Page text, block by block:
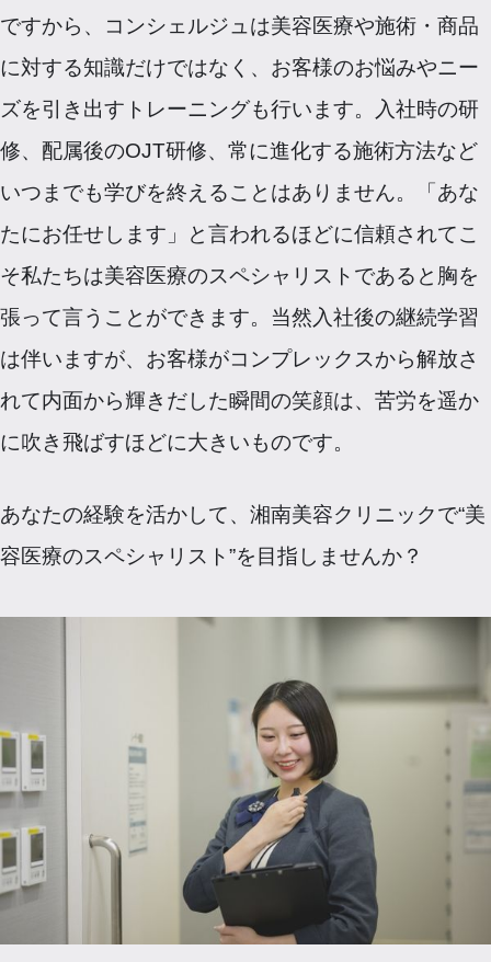
ですから、コンシェルジュは美容医療や施術・商品
に対する知識だけではなく、お客様のお悩みやニー
ズを引き出すトレーニングも行います。入社時の研
修、配属後のOJT研修、常に進化する施術方法など
いつまでも学びを終えることはありません。「あな
たにお任せします」と言われるほどに信頼されてこ
そ私たちは美容医療のスペシャリストであると胸を
張って言うことができます。当然入社後の継続学習
は伴いますが、お客様がコンプレックスから解放さ
れて内面から輝きだした瞬間の笑顔は、苦労を遥か
に吹き飛ばすほどに大きいものです。
あなたの経験を活かして、湘南美容クリニックで“美
容医療のスペシャリスト”を目指しませんか？